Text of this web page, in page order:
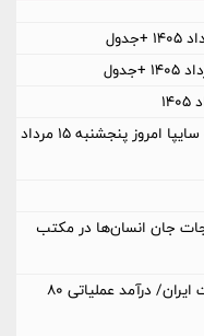
تغییر تند قیمت محصولات ایران‌خودرو و سایپا امروز پنجشنبه ۱۵ مرداد
جان انسان‌ها در مکتب
تغییر مثبت در عملکرد مالی بانک صادرات ایران/ درآمد عملیاتی 80